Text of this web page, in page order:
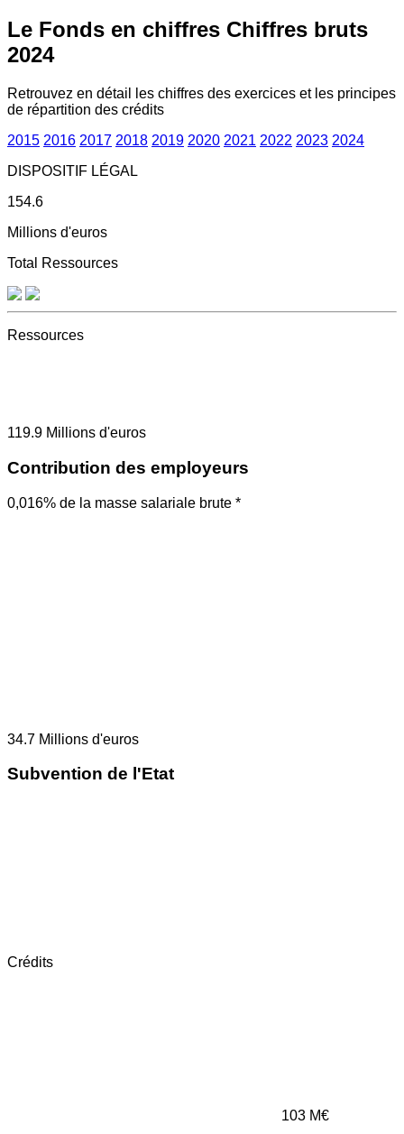
Le Fonds en chiffres Chiffres bruts
2024
Retrouvez en détail les chiffres des exercices et les principes
de répartition des crédits
2015 2016 2017 2018 2019 2020 2021 2022 2023 2024
DISPOSITIF LÉGAL
154.6
Millions d'euros
Total Ressources
Ressources
119.9 Millions d'euros
Contribution des employeurs
0,016% de la masse salariale brute *
34.7 Millions d'euros
Subvention de l'Etat
Crédits
103 M€